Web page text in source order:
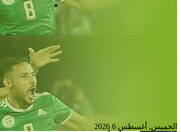
القائمة
الخميس, أغسطس 6 2026